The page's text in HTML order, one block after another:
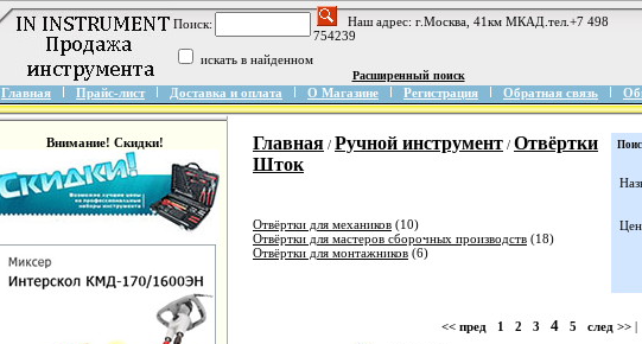
Поиск:
Наш адрес: г.Москва, 41км МКАД.тел.+7 498
754239
искать в найденном
Расширенный поиск
Главная Прайс-лист Доставка и оплата О Магазине Регистрация Обратная связь
Внимание! Скидки! Главная / Ручной инструмент / Отвёртки
Шток
Отвёртки для механиков (10)
Отвёртки для мастеров сборочных производств (18)
Отвёртки для монтажников (6)
<< пред 1 2 3 4 5 след >>|